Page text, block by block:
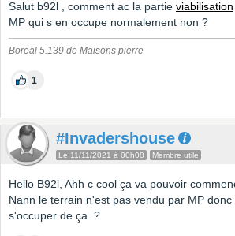
Salut b92l , comment ac la partie viabilisation
MP qui s en occupe normalement non ?
Boreal 5.139 de Maisons pierre
1
#Invadershouse
Le 11/11/2021 à 00h08 Membre utile
Hello B92l, Ahh c cool ça va pouvoir
Nann le terrain n'est pas vendu par MP
s'occuper de ça. ?